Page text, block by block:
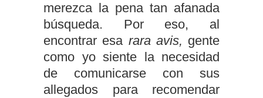
merezca la pena tan afanada
búsqueda. Por eso, al
encontrar esa rara avis, gente
como yo siente la necesidad
de comunicarse con sus
allegados para recomendar